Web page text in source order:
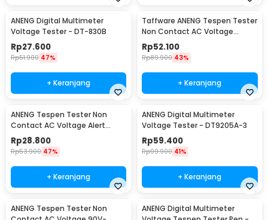
ANENG Digital Multimeter
Voltage Tester - DT-830B
Rp27.600
Rp51.900 47%
+ Keranjang
Taffware ANENG Tespen Tester
Non Contact AC Voltage
Detector 12V-1000V - VC1017
Rp52.100
Rp89.900 43%
+ Keranjang
ANENG Tespen Tester Non
Contact AC Voltage Alert
Detector 12-1000V - VD802
Rp28.800
Rp53.900 47%
+ Keranjang
ANENG Digital Multimeter
Voltage Tester - DT9205A-3
Rp59.400
Rp99.900 41%
+ Keranjang
ANENG Tespen Tester Non
ANENG Digital Multimeter